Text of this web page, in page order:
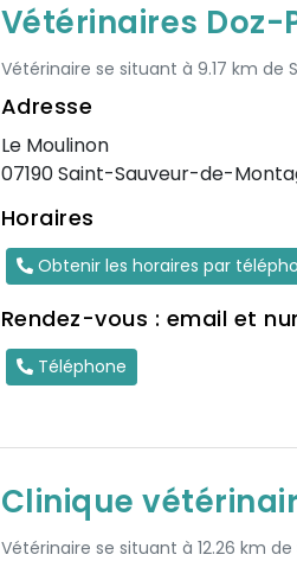
Vétérinaires Doz-
Vétérinaire se situant à 9.17 km de
Adresse
Le Moulinon
07190 Saint-Sauveur-de-
Horaires
Obtenir les horaires par
Rendez-vous : email et
Téléphone
Clinique
Vétérinaire se situant à 12.26 km